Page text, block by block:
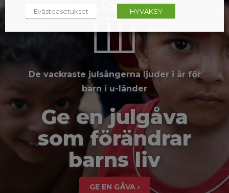
De vackraste julsångerna ljuder i år för
barn i u-länder
Ge en julgåva
som förändrar
barns liv
GE EN GÅVA ›
Evästeasetukset HYVÄKSY